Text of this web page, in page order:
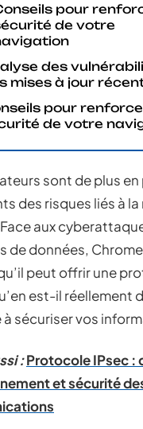
pour
de votre
des
mises à jour
pour
de votre
sont de plus en
des risques liés à
aux
de données,
peut offrir une
est-il réellement
sécuriser vos
:Protocole IPsec :
et sécurité